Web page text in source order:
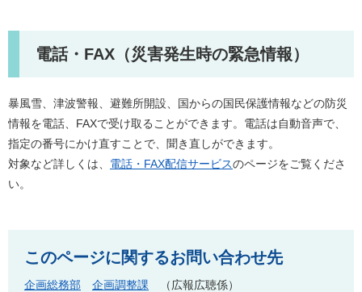
電話・FAX（災害発生時の緊急情報）
暴風雪、津波警報、避難所開設、国からの国民保護情報などの防災
情報を電話、FAXで受け取ることができます。電話は自動音声で、
指定の番号にかけ直すことで、聞き直しができます。
対象など詳しくは、 電話・FAX配信サービスのページをご覧くださ
い。
このページに関するお問い合わせ先
企画総務部 企画調整課
広報広聴係